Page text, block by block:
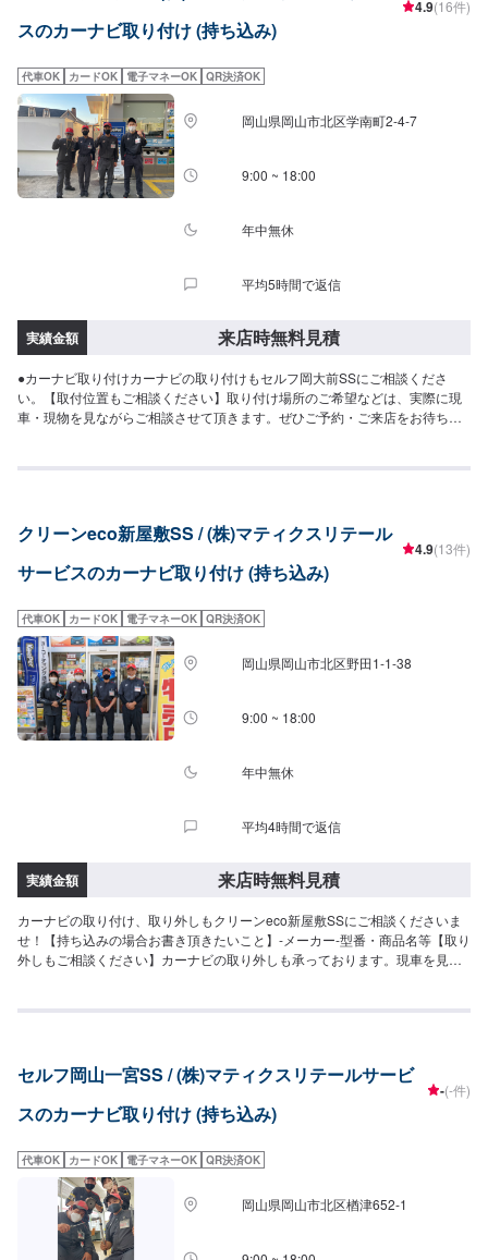
スのカーナビ取り付け (持ち込み)
4.9(16件)
代車OK カードOK 電子マネーOK QR決済OK
岡山県岡山市北区学南町2-4-7
9:00 ~ 18:00
年中無休
平均5時間で返信
実績金額 来店時無料見積
●カーナビ取り付けカーナビの取り付けもセルフ岡大前SSにご相談くださ
い。【取付位置もご相談ください】取り付け場所のご希望などは、実際に現
車・現物を見ながらご相談させて頂きます。ぜひご予約・ご来店をお待ちし
クリーンeco新屋敷SS / (株)マティクスリテール
サービスのカーナビ取り付け (持ち込み)
4.9(13件)
代車OK カードOK 電子マネーOK QR決済OK
岡山県岡山市北区野田1-1-38
9:00 ~ 18:00
年中無休
平均4時間で返信
実績金額 来店時無料見積
カーナビの取り付け、取り外しもクリーンeco新屋敷SSにご相談くださいま
せ！【持ち込みの場合お書き頂きたいこと】-メーカー-型番・商品名等【取り
外しもご相談ください】カーナビの取り外しも承っております。現車を見さ
セルフ岡山一宮SS / (株)マティクスリテールサービ
スのカーナビ取り付け (持ち込み)
-(-件)
代車OK カードOK 電子マネーOK QR決済OK
岡山県岡山市北区楢津652-1